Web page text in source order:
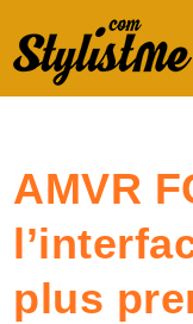
AMVR
plus